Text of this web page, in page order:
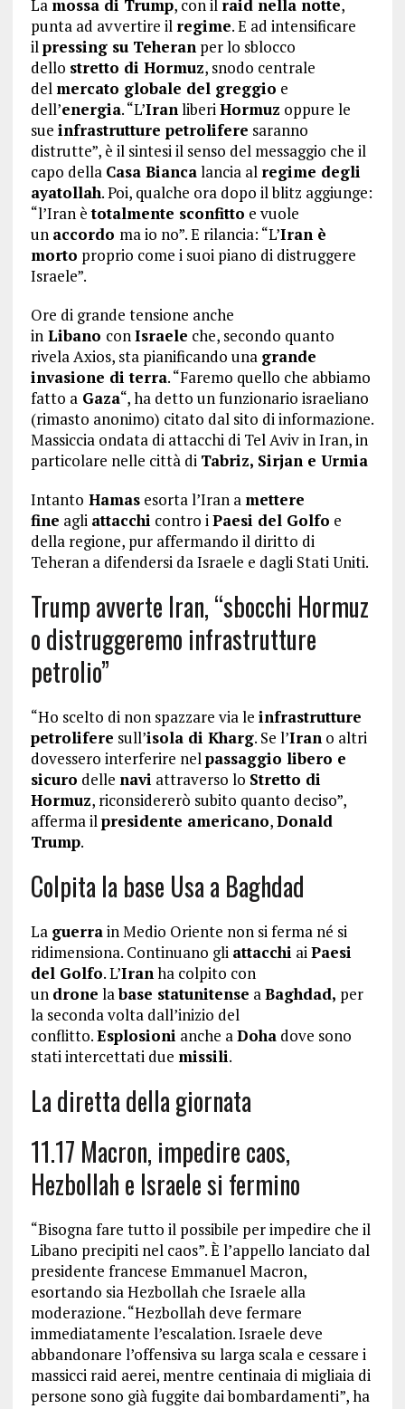
La mossa di Trump, con il raid nella notte,
punta ad avvertire il regime. E ad intensificare
ilpressing su Teheranper lo sblocco
dello stretto di Hormuz, snodo centrale
del mercato globale del greggio e
dell’energia. “L’IranliberiHormuz oppure le
sue infrastrutture petrolifere saranno
distrutte”, è il sintesi il senso del messaggio che il
capo della Casa Biancalancia al regime degli
ayatollah. Poi, qualche ora dopo il blitz aggiunge:
“l’Iran ètotalmente sconfitto e vuole
un accordo ma io no”. E rilancia: “L’Iran è
morto proprio come i suoi piano di distruggere
Israele”.
Ore di grande tensione anche
inLibano conIsraele che, secondo quanto
rivela Axios, sta pianificando una grande
invasione di terra. “Faremo quello che abbiamo
fatto aGaza“, ha detto un funzionario israeliano
(rimasto anonimo) citato dal sito di informazione.
Massiccia ondata di attacchi di Tel Aviv in Iran, in
particolare nelle città di Tabriz, Sirjan e Urmia
Intanto Hamasesorta l’Iran a mettere
fine agli attacchi contro iPaesi del Golfo e
della regione, pur affermando il diritto di
Teheran a difendersi da Israele e dagli Stati Uniti.
Trump avverte Iran, “sbocchi Hormuz
o distruggeremo infrastrutture
petrolio”
“Ho scelto di non spazzare via le infrastrutture
petrolifere sull’isola di Kharg. Se l’Irano altri
dovessero interferire nelpassaggio libero e
sicuro delle navi attraverso lo Stretto di
Hormuz, riconsidererò subito quanto deciso”,
afferma ilpresidente americano,Donald
Trump.
Colpita la base Usa a Baghdad
La guerrain Medio Oriente non si ferma né si
ridimensiona. Continuano gli attacchi aiPaesi
del Golfo. L’Iranha colpito con
un drone labase statunitense aBaghdad, per
la seconda volta dall’inizio del
conflitto.Esplosioni anche aDohadove sono
stati intercettati due missili.
La diretta della giornata
11.17 Macron, impedire caos,
Hezbollah e Israele si fermino
“Bisogna fare tutto il possibile per impedire che il
Libano precipiti nel caos”. È l’appello lanciato dal
presidente francese Emmanuel Macron,
esortando sia Hezbollah che Israele alla
moderazione. “Hezbollah deve fermare
immediatamente l’escalation. Israele deve
abbandonare l’offensiva su larga scala e cessare i
massicci raid aerei, mentre centinaia di migliaia di
persone sono già fuggite dai bombardamenti”, ha